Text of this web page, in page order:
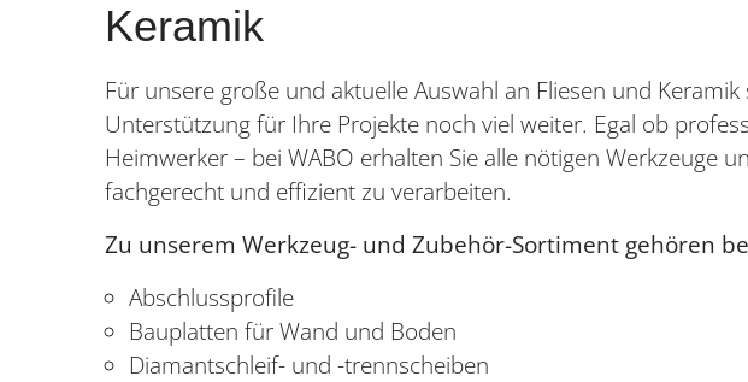
Keramik
Für unsere große und aktuelle Auswahl an Fliesen und
Unterstützung für Ihre Projekte noch viel weiter. Egal ob
Heimwerker – bei WABO erhalten Sie alle nötigen Werkzeuge
fachgerecht und effizient zu verarbeiten.
Zu unserem Werkzeug- und Zubehör-Sortiment gehören
Abschlussprofile
Bauplatten für Wand und Boden
Diamantschleif- und -trennscheiben